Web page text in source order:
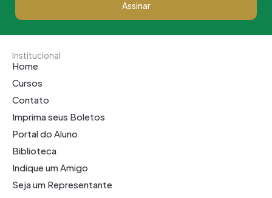
Assinar
Institucional
Home
Cursos
Contato
Imprima seus Boletos
Portal do Aluno
Biblioteca
Indique um Amigo
Seja um Representante